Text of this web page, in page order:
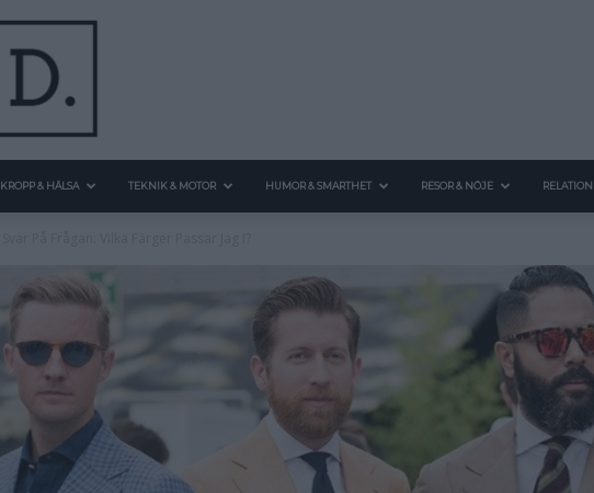
KROPP & HÄLSA TEKNIK & MOTOR HUMOR & SMARTHET RESOR & NÖJE